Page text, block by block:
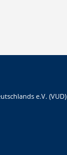
e.V. (VUD)